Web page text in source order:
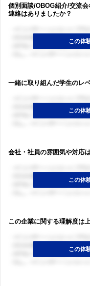
個別面談/OBOG紹介/交流
連絡はありましたか？
一緒に取り組んだ学生のレ
会社・社員の雰囲気や対応
この企業に関する理解度は